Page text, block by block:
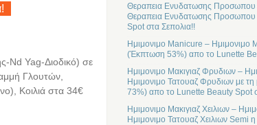
Nd Yag-Διοδικό) σε
Γλουτών,
Κοιλιά στα 34€
Θεραπεια Ενυδατωσης Προσωπου
Θεραπεια Ενυδατωσης Προσωπου
Spot στα Σεπολια!!
Ημιμονιμο Manicure – Ημιμονιμο
(Έκπτωση 53%) απο το Lunette
Ημιμονιμο Μακιγιαζ Φρυδιων –
Ημιμονιμο Τατουαζ Φρυδιων με
73%) απο το Lunette Beauty Spot
Ημιμονιμο Μακιγιαζ Χειλιων –
Ημιμονιμο Τατουαζ Χειλιων